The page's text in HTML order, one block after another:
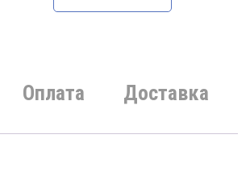
Оплата Доставка